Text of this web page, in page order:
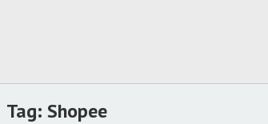
Tag:Shopee